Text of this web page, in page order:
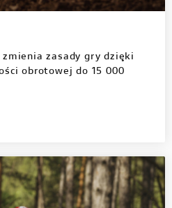
zasady gry dzięki
obrotowej do 15 000